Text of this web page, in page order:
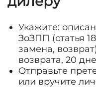
Укажите:
ЗоЗПП (статья
замена,
возврата, 20
Отправьте
или вручите